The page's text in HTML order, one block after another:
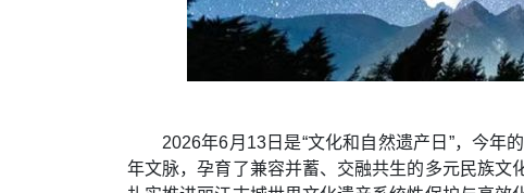
2026年6月13日是“文化和自然遗产日”，今年
年文脉，孕育了兼容并蓄、交融共生的多元民族文